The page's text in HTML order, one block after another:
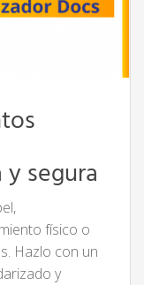
segura
físico o
Hazlo con un
y